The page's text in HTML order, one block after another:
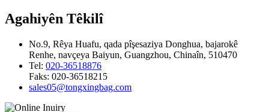
Agahiyên Têkilî
No.9, Rêya Huafu, qada pîşesaziya Donghua, bajarokê
Renhe, navçeya Baiyun, Guangzhou, Chinaîn, 510470
Tel: 020-36518876
Faks: 020-36518215
sales05@tongxingbag.com